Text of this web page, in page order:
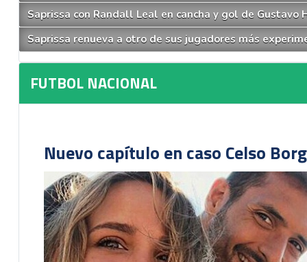
Saprissa con Randall Leal en cancha y gol de Gustavo
Saprissa renueva a otro de sus jugadores más
FUTBOL NACIONAL
Nuevo capítulo en caso Celso